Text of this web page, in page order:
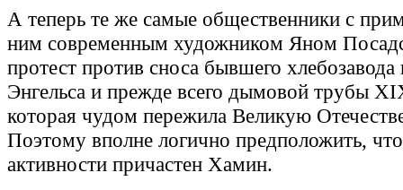
А теперь те же самые общественники с
ним современным художником Яном
протест против сноса бывшего
Энгельса и прежде всего дымовой трубы
которая чудом пережила Великую
Поэтому вполне логично предположить,
активности причастен Хамин.